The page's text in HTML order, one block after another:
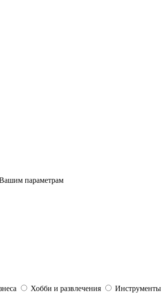
параметрам
Хобби и развлечения Инструменты